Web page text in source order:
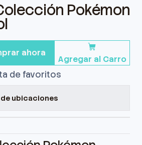
Pokémon
Agregar al Carro
ahora
de favoritos
ubicaciones